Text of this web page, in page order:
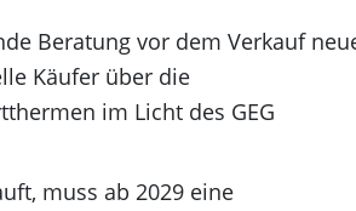
Beratung vor dem Verkauf
Käufer über die
im Licht des GEG
muss ab 2029 eine